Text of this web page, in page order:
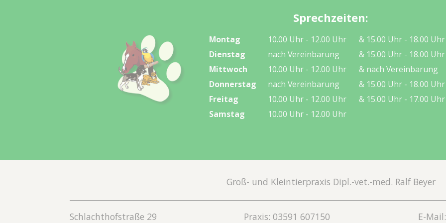
Sprechzeiten:
Montag 10.00 Uhr - 12.00 Uhr
& 15.00 Uhr - 18.00 Uhr
Dienstag
nach Vereinbarung
& 15.00 Uhr - 18.00 Uhr
Mittwoch
10.00 Uhr - 12.00 Uhr
& nach Vereinbarung
Donnerstag
nach Vereinbarung
& 15.00 Uhr - 18.00 Uhr
Freitag
10.00 Uhr - 12.00 Uhr
& 15.00 Uhr - 17.00 Uhr
Samstag
10.00 Uhr - 12.00 Uhr
Groß- und Kleintierpraxis Dipl.-vet.-med. Ralf Beyer
Schlachthofstraße 29 Praxis: 03591 607150 E-